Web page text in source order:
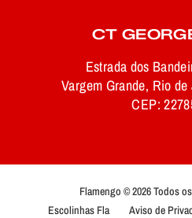
CT
Estrada dos
Vargem Grande, Rio
CEP:
Flamengo © 2026 Todos
Escolinhas Fla
Aviso de